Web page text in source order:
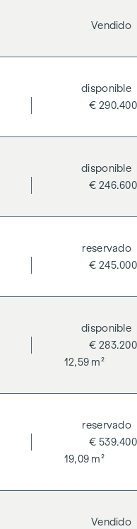
Vendido
€ 290.400
disponible
€ 246.600
disponible
€ 245.000
reservado
12,59 m²
€ 283.200
disponible
19,09 m²
€ 539.400
reservado
Vendido